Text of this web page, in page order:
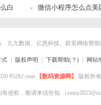
白
微信小程序怎么点
使用教程
九九数据、亿恩科技、群英网络赞
式 版权声明 下载帮助(？) 网站
95262.com 【数码资源网】 版权所有
侵权，敬请来信告知 （